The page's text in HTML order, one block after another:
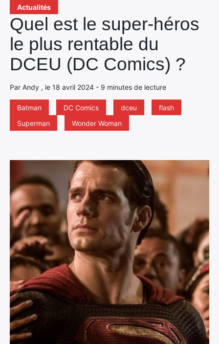
Actualités
Quel est le super-héros
le plus rentable du
DCEU (DC Comics) ?
Par Andy , le 18 avril 2024 - 9 minutes de lecture
Batman DC Comics dceu
flash
Superman
Wonder Woman